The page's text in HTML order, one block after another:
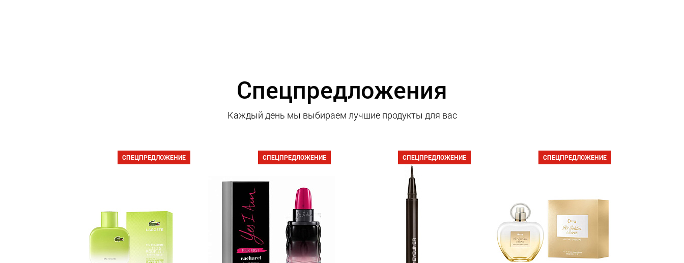
Спецпредложения
Каждый день мы выбираем лучшие продукты для вас
СПЕЦПРЕДЛОЖЕНИЕ СПЕЦПРЕДЛОЖЕНИЕ СПЕЦПРЕДЛОЖЕНИЕ СПЕЦПРЕДЛОЖЕНИЕ